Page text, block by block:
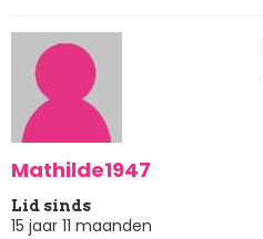
Mathilde1947
Lid sinds
15 jaar 11 maanden